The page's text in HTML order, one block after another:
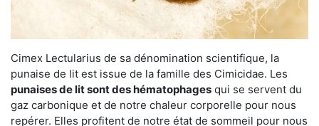
Cimex Lectularius de sa dénomination scientifique, la
punaise de lit est issue de la famille des Cimicidae. Les
punaises de lit sont des hématophages qui se servent du
gaz carbonique et de notre chaleur corporelle pour nous
repérer. Elles profitent de notre état de sommeil pour nous